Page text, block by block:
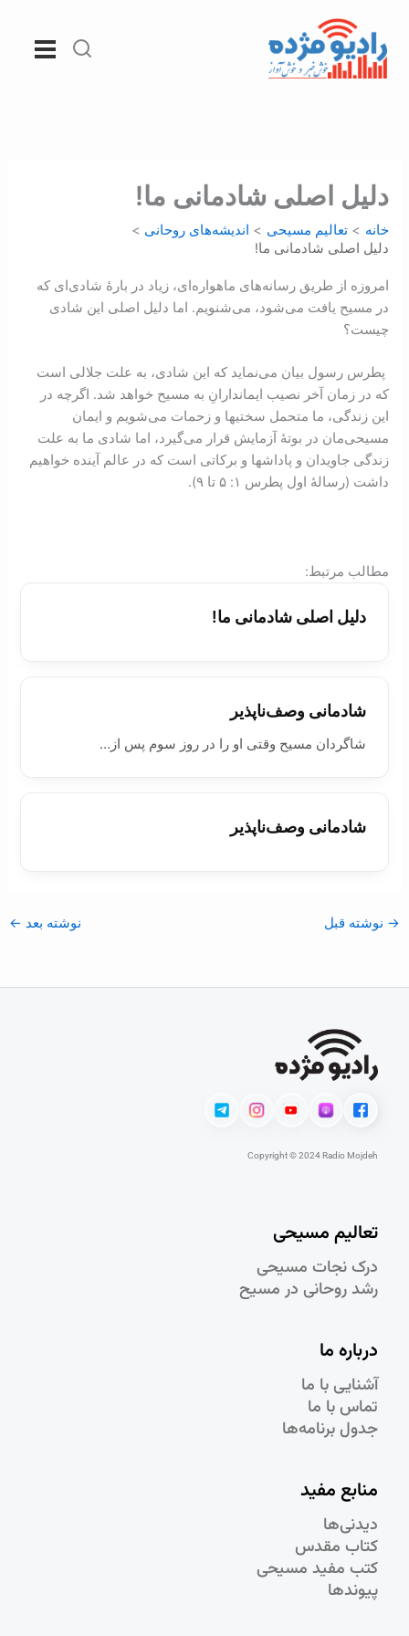
محتوا
دليل اصلی شادمانی ما!
خانه تعالیم مسیحی
اندیشه‌های روحانی
دليل اصلی شادمانی ما!
امروزه از طريق رسانه‌های ماهواره‌ای، زياد در بارۀ شادی‌ای که
در مسيح يافت می‌شود، می‌شنویم. اما دليل اصلی این شادی
چيست؟
پطرس رسول بيان می‌نمايد که این شادی، به علت جلالی است
که در زمان آخر نصیب ايماندارانِ به مسيح خواهد شد. اگرچه در
این زندگی، ما متحمل سختیها و زحمات می‌شویم و ایمان
مسيحی‌مان در بوتۀ آزمایش قرار می‌گیرد، اما شادی ما به علت
زندگی جاویدان و پاداشها و برکاتی است که در عالم آینده خواهیم
داشت (رسالۀ اول پطرس ۱: ۵ تا ۹).
:مطالب مرتبط
دليل اصلی شادمانی ما!
شادمانی وصف‌ناپذیر
شاگردان مسیح وقتی او را در روز سوم پس از…
شادمانی وصف‌ناپذیر
→ نوشته قبل نوشته بعد ←
Copyright © 2024 Radio Mojdeh
تعالیم مسیحی
درک نجات مسيحی
رشد روحانی در مسيح
درباره ما
آشنایی با ما
تماس با ما
جدول برنامه‌ها
منابع مفید
دیدنی‌ها
کتاب مقدس
کتب مفید مسیحی
پیوندها